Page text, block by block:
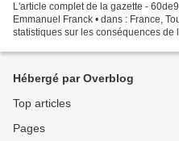
L'article complet de la gazette -
Emmanuel Franck • dans : France,
statistiques sur les conséquences
Hébergé par Overblog
Top articles
Pages